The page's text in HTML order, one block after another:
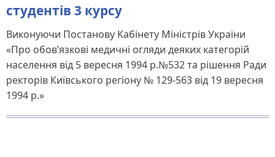
студентів 3 курсу
Виконуючи Постанову Кабінету Міністрів України
«Про обов’язкові медичні огляди деяких категорій
населення від 5 вересня 1994 р.№532 та рішення Ради
ректорів Київського регіону № 129-563 від 19 вересня
1994 р.»